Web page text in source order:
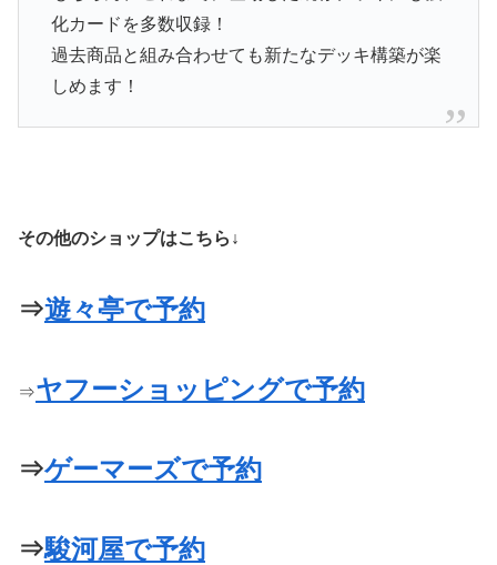
化カードを多数収録！
過去商品と組み合わせても新たなデッキ構築が楽
しめます！
その他のショップはこちら↓
⇒遊々亭で予約
⇒ヤフーショッピングで予約
⇒ゲーマーズで予約
⇒駿河屋で予約